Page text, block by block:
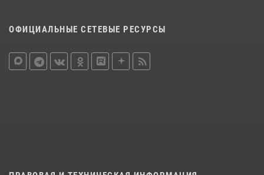
ОФИЦИАЛЬНЫЕ СЕТЕВЫЕ РЕСУРСЫ